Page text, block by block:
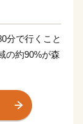
分で行くこと
の約90%が森
・日本酒・ワ
られており、